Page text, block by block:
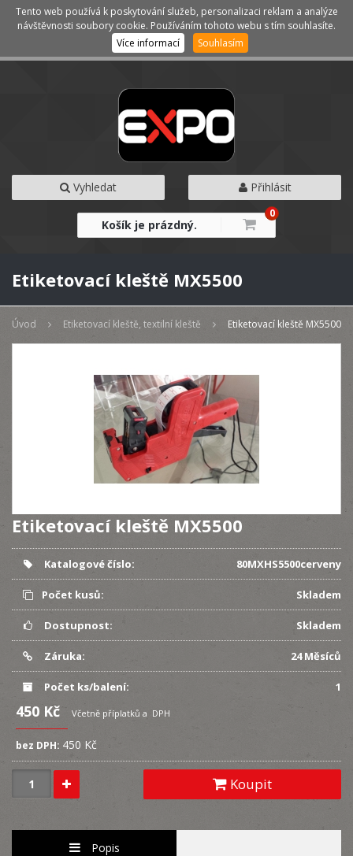
Kategorie Menu
Vyhledat Přihlásit
Košík je prázdný.
0
Etiketovací kleště MX5500
Úvod Etiketovací kleště, textilní kleště Etiketovací kleště MX5500
Etiketovací kleště MX5500
Katalogové číslo: 80MXHS5500cerveny
Počet kusů: Skladem
Dostupnost: Skladem
Záruka: 24 Měsíců
Počet ks/balení: 1
450 Kč Včetně příplatků a DPH
bez DPH: 450 Kč
Koupit
Popis
Tento web používá k poskytování služeb, personalizaci reklam a analýze
návštěvnosti soubory cookie. Používáním tohoto webu s tím souhlasíte.
Více informací
Souhlasím